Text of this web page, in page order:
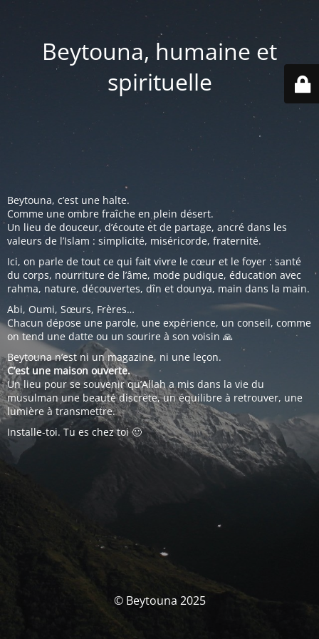
Beytouna, humaine et
spirituelle
Beytouna, c’est une halte.
Comme une ombre fraîche en plein désert.
Un lieu de douceur, d’écoute et de partage, ancré dans les
valeurs de l’Islam : simplicité, miséricorde, fraternité.
Ici, on parle de tout ce qui fait vivre le cœur et le foyer : santé
du corps, nourriture de l’âme, mode pudique, éducation avec
rahma, nature, découvertes, dîn et dounya, main dans la main.
Abi, Oumi, Sœurs, Frères…
Chacun dépose une parole, une expérience, un conseil, comme
on tend une datte ou un sourire à son voisin 🙏
Beytouna n’est ni un magazine, ni une leçon.
C’est une maison ouverte.
Un lieu pour se souvenir qu’Allah a mis dans la vie du
musulman une beauté discrète, un équilibre à retrouver, une
lumière à transmettre.
Installe-toi. Tu es chez toi 🙂
© Beytouna 2025